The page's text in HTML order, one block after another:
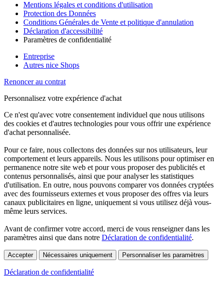
Mentions légales et conditions d'utilisation
Protection des Données
Conditions Générales de Vente et politique d'annulation
Déclaration d'accessibilité
Paramètres de confidentialité
Entreprise
Autres nice Shops
Renoncer au contrat
Personnalisez votre expérience d'achat
Ce n'est qu'avec votre consentement individuel que nous utilisons
des cookies et d'autres technologies pour vous offrir une expérience
d'achat personnalisée.
Pour ce faire, nous collectons des données sur nos utilisateurs, leur
comportement et leurs appareils. Nous les utilisons pour optimiser en
permanence notre site web et pour vous proposer des publicités et
contenus personnalisés, ainsi que pour analyser les statistiques
d'utilisation. En outre, nous pouvons comparer vos données cryptées
avec des fournisseurs externes et vous proposer des offres via leurs
canaux publicitaires en ligne, uniquement si vous utilisez déjà vous-
même leurs services.
Avant de confirmer votre accord, merci de vous renseigner dans les
paramètres ainsi que dans notre Déclaration de confidentialité.
Accepter Nécessaires uniquement Personnaliser les paramètres
Déclaration de confidentialité